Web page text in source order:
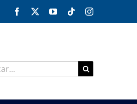
Facebook YouTubeTiktokInstagram